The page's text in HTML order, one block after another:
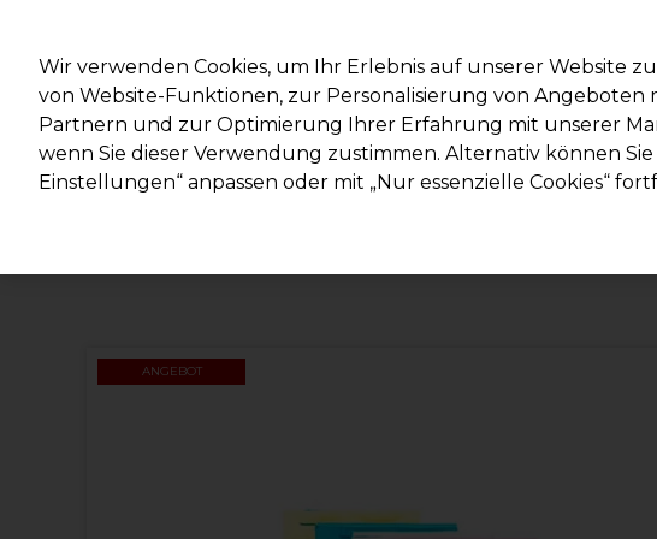
Suchen
Marken Deals Haare Elektrogeräte Saloneinrichtung
Lieferung und Lieferzeiten
ANGEBOT
Wir verwenden Cookies, um Ihr Erlebnis auf unserer Website
von Website-Funktionen, zur Personalisierung von
Partnern und zur Optimierung Ihrer Erfahrung mit unserer
wenn Sie dieser Verwendung zustimmen. Alternativ können
Einstellungen“ anpassen oder mit „Nur essenzielle Cookies“